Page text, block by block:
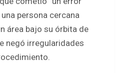
persona cercana
área bajo su órbita de
negó irregularidades